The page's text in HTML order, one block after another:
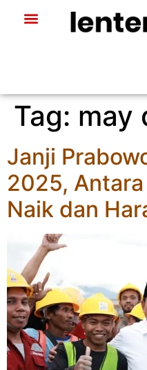
Tag: may
Janji
2025, Antara
Naik dan